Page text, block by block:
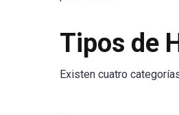
Tipos de
Existen cuatro